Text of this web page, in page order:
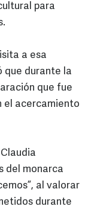
para
a esa
que durante la
que fue
el acercamiento
del monarca
al valorar
durante